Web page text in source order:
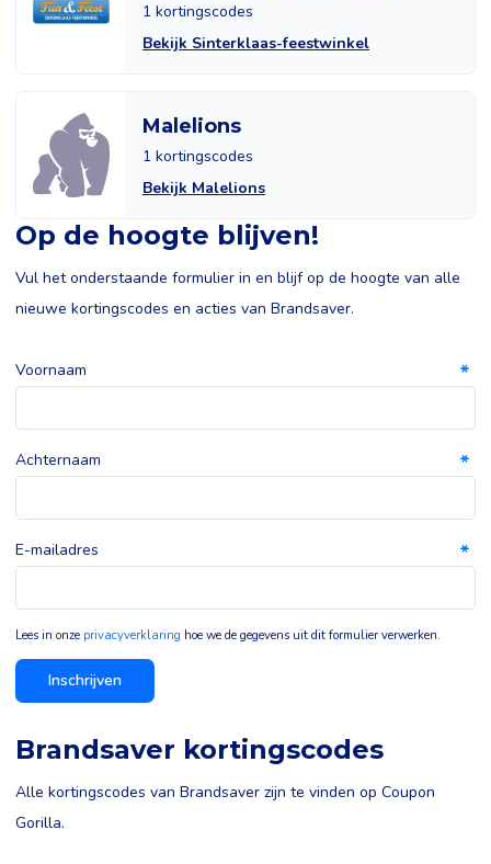
1 kortingscodes
Bekijk Sinterklaas-feestwinkel
Malelions
1 kortingscodes
Bekijk Malelions
Op de hoogte blijven!
Vul het onderstaande formulier in en blijf op de hoogte van alle
nieuwe kortingscodes en acties van Brandsaver.
Voornaam
Achternaam
E-mailadres
Lees in onze privacyverklaring hoe we de gegevens uit dit formulier verwerken.
Inschrijven
Brandsaver kortingscodes
Alle kortingscodes van Brandsaver zijn te vinden op Coupon
Gorilla.